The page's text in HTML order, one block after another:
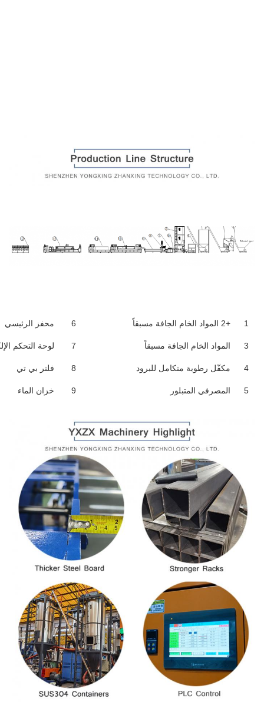
1 +2 المواد الخام الجافة مسبقاً 6 محفز الرئيسي
3 المواد الخام الجافة مسبقاً 7 لوحة التحكم
4 مكفّل رطوبة متكامل للبرود 8 فلتر بي تي
5 المصرفي المتبلور 9 خزان الماء